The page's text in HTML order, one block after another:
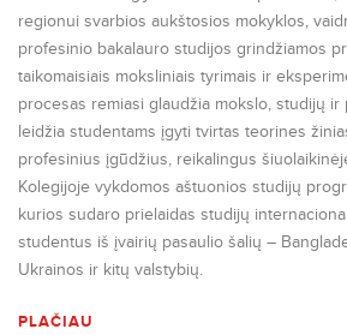
regionui svarbios aukštosios mokyklos,
profesinio bakalauro studijos grindžiamos
taikomaisiais moksliniais tyrimais ir
procesas remiasi glaudžia mokslo, studijų ir
leidžia studentams įgyti tvirtas teorines
profesinius įgūdžius, reikalingus
Kolegijoje vykdomos aštuonios studijų
kurios sudaro prielaidas studijų
studentus iš įvairių pasaulio šalių –
Ukrainos ir kitų valstybių.
PLAČIAU